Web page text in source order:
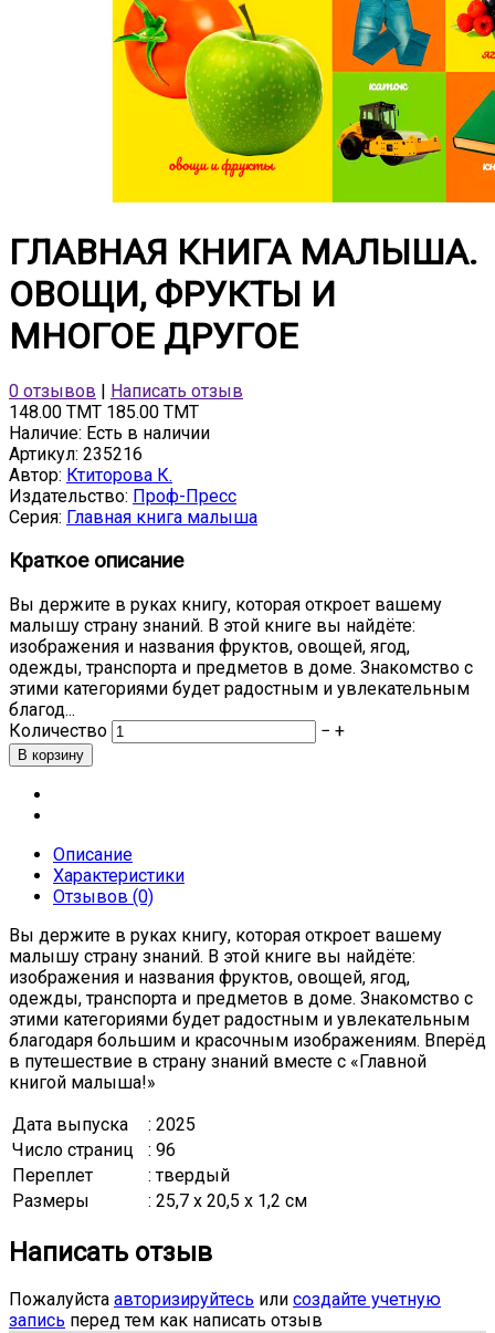
ГЛАВНАЯ КНИГА МАЛЫША.
ОВОЩИ, ФРУКТЫ И
МНОГОЕ ДРУГОЕ
0 отзывов
Написать отзыв
148.00 TMT 185.00 TMT
Наличие: Есть в наличии
Артикул: 235216
Автор: Ктиторова К.
Издательство: Проф-Пресс
Серия: Главная книга малыша
Краткое описание
Вы держите в руках книгу, которая откроет вашему
малышу страну знаний. В этой книге вы найдёте:
изображения и названия фруктов, овощей, ягод,
одежды, транспорта и предметов в доме. Знакомство с
этими категориями будет радостным и увлекательным
благод...
Количество
− +
Описание
Характеристики
Отзывов (0)
Вы держите в руках книгу, которая откроет вашему
малышу страну знаний. В этой книге вы найдёте:
изображения и названия фруктов, овощей, ягод,
одежды, транспорта и предметов в доме. Знакомство с
этими категориями будет радостным и увлекательным
благодаря большим и красочным изображениям. Вперёд
в путешествие в страну знаний вместе с «Главной
книгой малыша!»
Дата выпуска
: 2025
Число страниц
: 96
Переплет
: твердый
Размеры
: 25,7 x 20,5 x 1,2 см
Написать отзыв
Пожалуйста авторизируйтесь или создайте учетную
запись перед тем как написать отзыв